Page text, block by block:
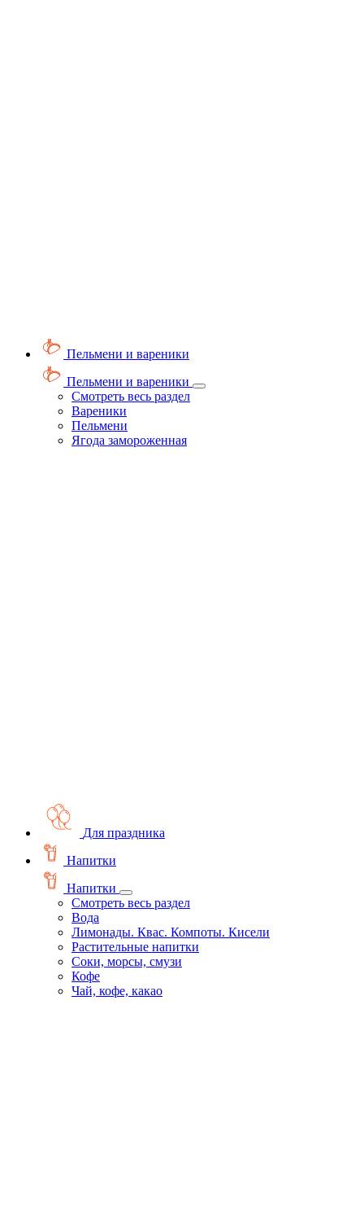
Пельмени и вареники
Пельмени и вареники
Смотреть весь раздел
Вареники
Пельмени
Ягода замороженная
Для праздника
Напитки
Напитки
Смотреть весь раздел
Вода
Лимонады. Квас. Компоты. Кисели
Растительные напитки
Соки, морсы, смузи
Кофе
Чай, кофе, какао